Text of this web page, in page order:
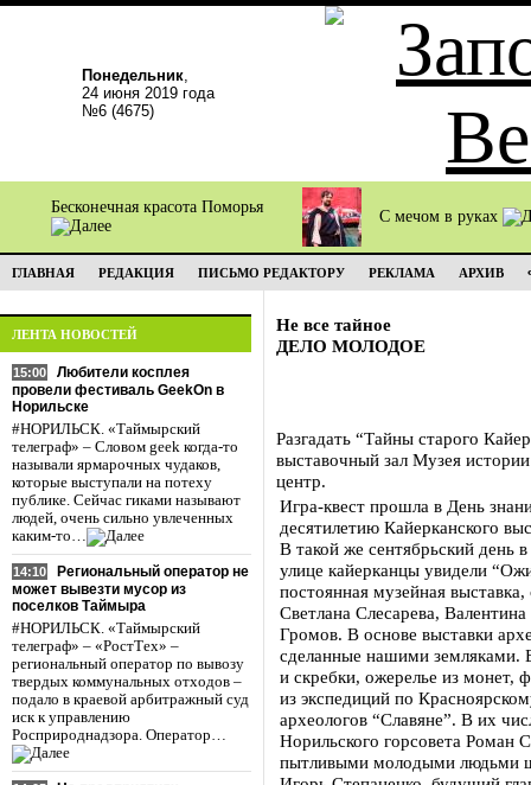
Понедельник,
24 июня 2019 года
№6 (4675)
Бесконечная красота Поморья
С мечом в руках
ГЛАВНАЯ РЕДАКЦИЯ ПИСЬМО РЕДАКТОРУ РЕКЛАМА АРХИВ
ЛЕНТА НОВОСТЕЙ
15:00
Любители косплея
провели фестиваль GeekOn в
Норильске
#НОРИЛЬСК. «Таймырский
телеграф» – Словом geek когда-то
называли ярмарочных чудаков,
которые выступали на потеху
публике. Сейчас гиками называют
людей, очень сильно увлеченных
каким-то…
14:10
Региональный оператор не
может вывезти мусор из
поселков Таймыра
#НОРИЛЬСК. «Таймырский
телеграф» – «РостТех» –
региональный оператор по вывозу
твердых коммунальных отходов –
подало в краевой арбитражный суд
иск к управлению
Росприроднадзора. Оператор…
Не все тайное
ДЕЛО МОЛОДОЕ
Разгадать “Тайны старого
выставочный зал Музея
центр.
Игра-квест прошла в День
десятилетию Кайерканского
В такой же сентябрьский день
улице кайерканцы увидели
постоянная музейная
Светлана Слесарева,
Громов. В основе выставки
сделанные нашими земляками.
и скребки, ожерелье из монет,
из экспедиций по
археологов “Славяне”. В их
Норильского горсовета Роман
пытливыми молодыми людьми